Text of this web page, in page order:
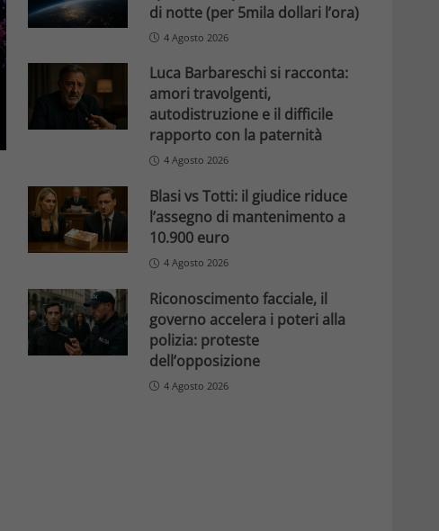
di notte (per 5mila dollari l’ora)
4 Agosto 2026
Luca Barbareschi si racconta:
amori travolgenti,
autodistruzione e il difficile
rapporto con la paternità
4 Agosto 2026
Blasi vs Totti: il giudice riduce
l’assegno di mantenimento a
10.900 euro
4 Agosto 2026
Riconoscimento facciale, il
governo accelera i poteri alla
polizia: proteste
dell’opposizione
4 Agosto 2026